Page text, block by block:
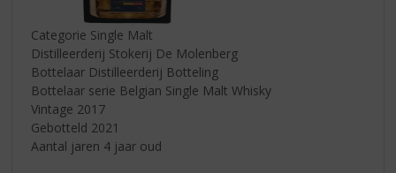
Categorie Single Malt
Distilleerderij Stokerij De Molenberg
Bottelaar Distilleerderij Botteling
Bottelaar serie Belgian Single Malt Whisky
Vintage 2017
Gebotteld 2021
Aantal jaren 4 jaar oud